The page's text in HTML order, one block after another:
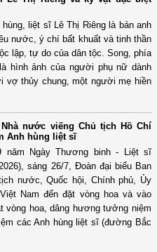
liệt sĩ Lê Thị Riêng là bản anh
nước, ý chí bất khuất và tinh thần
lập, tự do của dân tộc. Song, phía
hình ảnh của người phụ nữ dành
vợ thủy chung, một người mẹ hiền
nước viếng Chủ tịch Hồ Chí
Anh hùng liệt sĩ
năm Ngày Thương binh - Liệt sĩ
sáng 26/7, Đoàn đại biểu Ban
nước, Quốc hội, Chính phủ, Ủy
Nam đến đặt vòng hoa và vào
vòng hoa, dâng hương tưởng niệm
các Anh hùng liệt sĩ (đường Bắc